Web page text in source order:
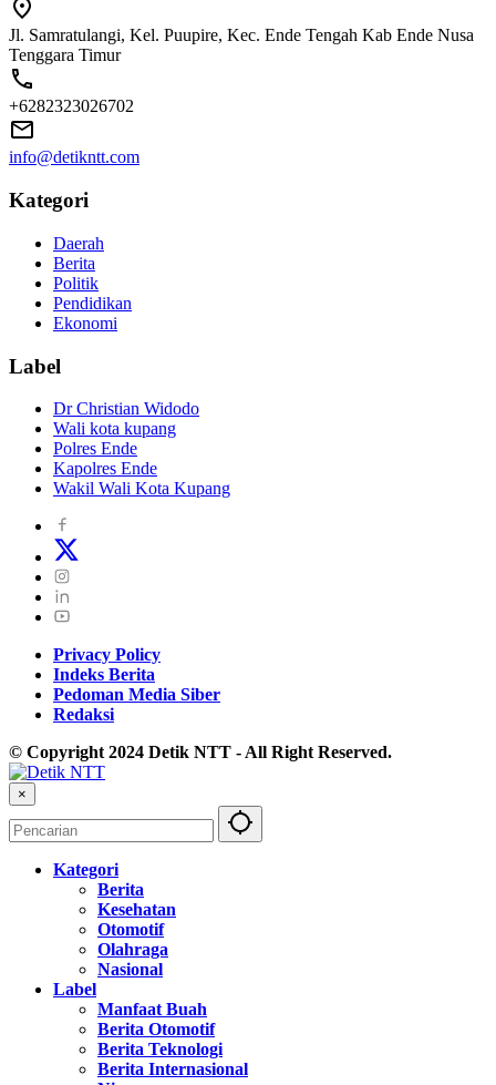
Jl. Samratulangi, Kel. Puupire, Kec. Ende Tengah Kab Ende Nusa
Tenggara Timur
+6282323026702
info@detikntt.com
Kategori
Daerah
Berita
Politik
Pendidikan
Ekonomi
Label
Dr Christian Widodo
Wali kota kupang
Polres Ende
Kapolres Ende
Wakil Wali Kota Kupang
Privacy Policy
Indeks Berita
Pedoman Media Siber
Redaksi
© Copyright 2024 Detik NTT - All Right Reserved.
×
Kategori
Berita
Kesehatan
Otomotif
Olahraga
Nasional
Label
Manfaat Buah
Berita Otomotif
Berita Teknologi
Berita Internasional